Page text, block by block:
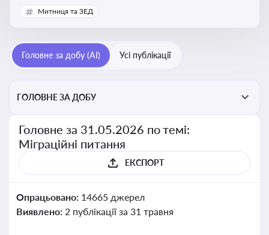
працевлаштування іноземців, а також набуття або
втрату громадянства України
Митниця та ЗЕД
Головне за добу (AI) Усі публікації
ГОЛОВНЕ ЗА ДОБУ
Головне за 31.05.2026 по темі:
Міграційні питання
ЕКСПОРТ
Опрацьовано: 14665 джерел
Виявлено: 2 публікації за 31 травня